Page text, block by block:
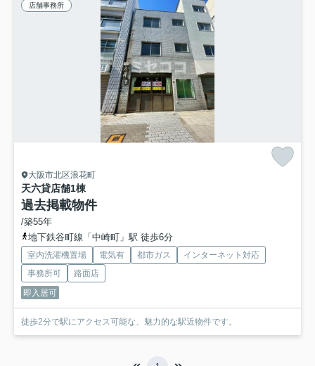
店舗事務所
大阪市北区浪花町
天六貸店舗1棟
過去掲載物件
/築55年
地下鉄谷町線「中崎町」駅 徒歩6分
室内洗濯機置場 電気有 都市ガス
インターネット対応
事務所可
路面店
即入居可
徒歩2分で駅にアクセス可能な、魅力的な駅近物件です。